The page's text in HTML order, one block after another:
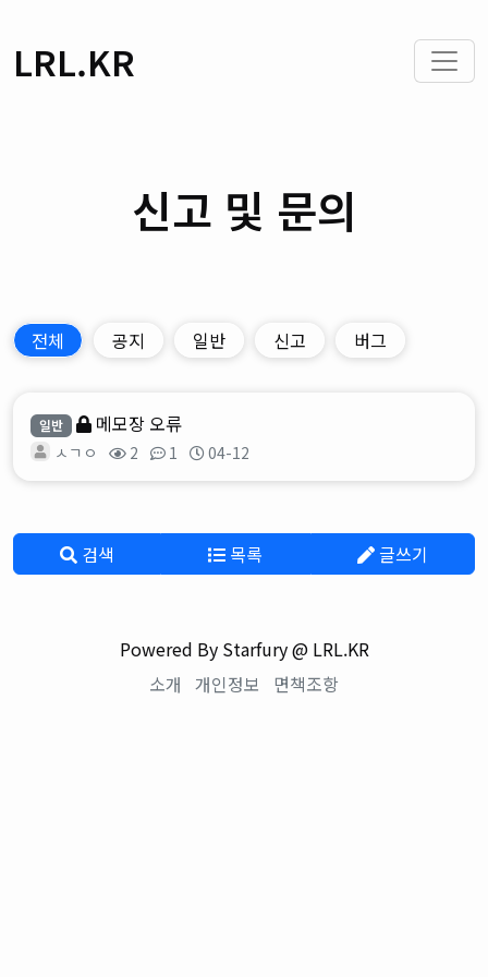
LRL.KR
신고 및 문의
전체 공지 일반 신고 버그
일반 메모장 오류
ㅅㄱㅇ 2 1 04-12
검색 목록 글쓰기
Powered By Starfury @ LRL.KR
소개 개인정보 면책조항